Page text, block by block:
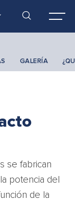
GALERÍA
se fabrican
potencia del
de la